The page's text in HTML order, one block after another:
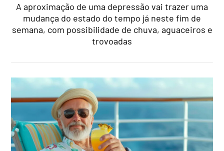
A aproximação de uma depressão vai trazer uma
mudança do estado do tempo já neste fim de
semana, com possibilidade de chuva, aguaceiros e
trovoadas